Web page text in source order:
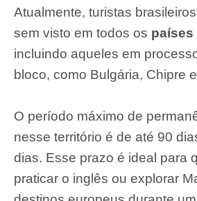
Atualmente, turistas
sem visto em todos os países
incluindo aqueles em
bloco, como Bulgária, Chipre
O período máximo de
nesse território é de até 90
dias. Esse prazo é ideal para
praticar o inglês ou explorar